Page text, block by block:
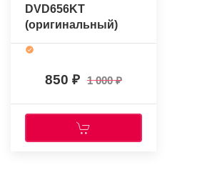
DVD656KT
(оригинальный)
850 1 000